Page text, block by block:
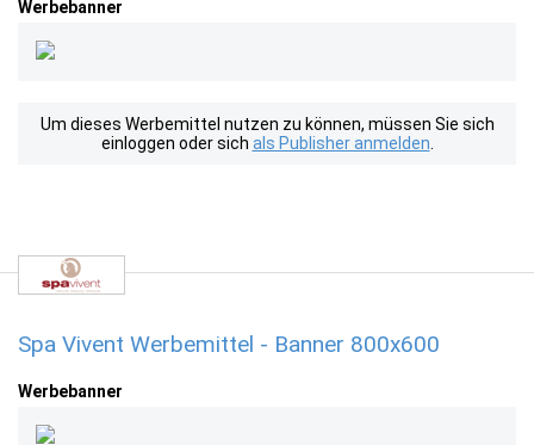
Werbebanner
Um dieses Werbemittel nutzen zu können, müssen Sie sich
einloggen oder sich als Publisher anmelden
Spa Vivent Werbemittel - Banner 800x600
Werbebanner